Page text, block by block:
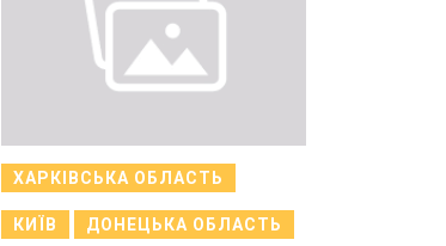
ХАРКІВСЬКА ОБЛАСТЬ
КИЇВ ДОНЕЦЬКА ОБЛАСТЬ